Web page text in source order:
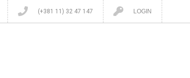
(+381 11) 32 47 147 LOGIN